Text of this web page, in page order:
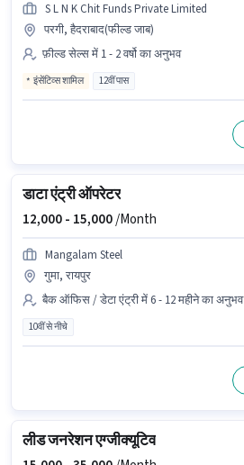
S L N K Chit Funds Private Limited
परगी, हैदराबाद(फील्ड जाब)
फ़ील्ड सेल्स में 1 - 2 वर्षो का अनुभव
इंसेंटिव्स शामिल 12वीं पास
डाटा एंट्री ऑपरेटर
12,000 - 15,000/Month
Mangalam Steel
गुमा, रायपुर
बैक ऑफिस / डेटा एंट्री में 6 - 12 महीने का अनुभव
10वीं से नीचे
लीड जनरेशन एग्जीक्यूटिव